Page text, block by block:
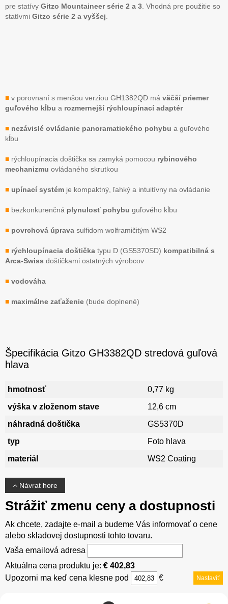
pre statívy Gitzo Mountaineer série 2 a 3 . Vhodná pre použitie so
statívmi Gitzo série 2 a vyššej
■ v porovnaní s menšou verziou GH1382QD má väčší priemer
guľového kĺbu a rozmernejší rýchloupínací adaptér
■ nezávislé ovládanie panoramatického pohybu a guľového
kĺbu
■ rýchloupínacia doštička sa zamyká pomocou rybinového
mechanizmu ovládaného skrutkou
■ upínací systém je kompaktný, ľahký a intuitívny na ovládanie
■ bezkonkurenčná plynulosť pohybu guľového kĺbu
■ povrchová úprava sulfidom wolframičitým WS2
■ rýchloupínacia doštička typu D (GS5370SD) kompatibilná s
Arca-Swiss doštičkami ostatných výrobcov
■ vodováha
■ maximálne zaťaženie (bude doplnené)
Špecifikácia Gitzo GH3382QD stredová guľová
hlava
hmotnosť
0,77 kg
výška v zloženom stave
12,6 cm
náhradná doštička
GS5370D
typ
Foto hlava
materiál
WS2 Coating
Návrat hore
Strážiť zmenu ceny a dostupnosti
Ak chcete, zadajte e-mail a budeme Vás informovať o cene
alebo skladovej dostupnosti tohto tovaru.
Vaša emailová adresa
Aktuálna cena produktu je: € 402,83
Upozorni ma keď cena klesne pod
€ Nastaviť